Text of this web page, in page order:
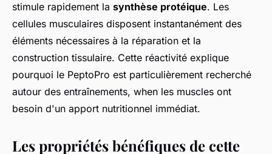
stimule rapidement la synthèse protéique. Les
cellules musculaires disposent instantanément des
éléments nécessaires à la réparation et la
construction tissulaire. Cette réactivité explique
pourquoi le PeptoPro est particulièrement recherché
autour des entraînements, when les muscles ont
besoin d'un apport nutritionnel immédiat.
Les propriétés bénéfiques de cette